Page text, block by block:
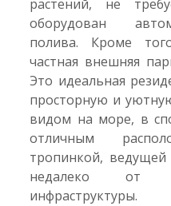
растений, не
оборудован
полива. Кроме
частная внешняя
Это идеальная
просторную и
видом на море, в
отличным
тропинкой,
недалеко от
инфраструктуры.